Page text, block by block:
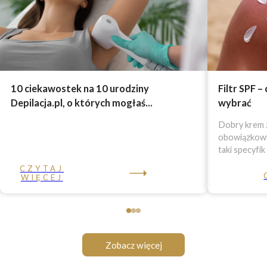
10 ciekawostek na 10 urodziny
Depilacja.pl, o których mogłaś...
CZYTAJ
WIĘCEJ
Filtr SPF
wybrać
Dobry krem
taki specyfik
Zobacz więcej